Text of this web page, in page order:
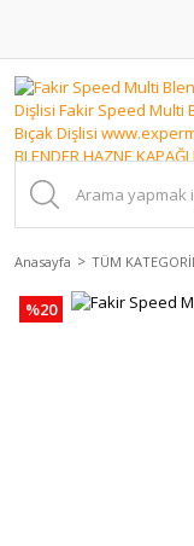
Anasayfa TÜM
%20